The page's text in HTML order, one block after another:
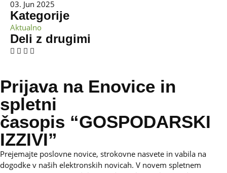
03. Jun 2025
Kategorije
Aktualno
Deli z drugimi
Prijava na Enovice in
spletni
časopis “GOSPODARSKI
IZZIVI”
Prejemajte poslovne novice, strokovne nasvete in vabila na
dogodke v naših elektronskih novicah. V novem spletnem